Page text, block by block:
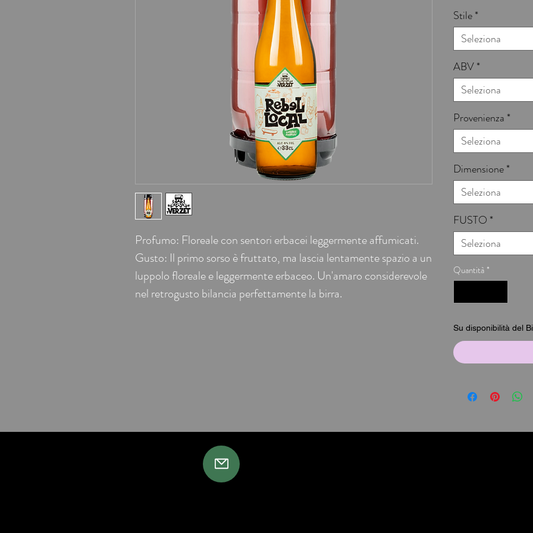
Profumo: Floreale con sentori erbacei leggermente affumicati.
Gusto: Il primo sorso è fruttato, ma lascia lentamente spazio a un
luppolo floreale e leggermente erbaceo. Un'amaro considerevole
nel retrogusto bilancia perfettamente la birra.
Stile*
Seleziona
ABV*
Seleziona
Provenienza *
Seleziona
Dimensione*
Seleziona
FUSTO *
Seleziona
Quantità *
Su disponibilità del